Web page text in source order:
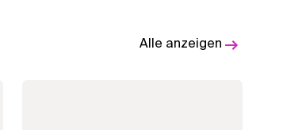
Alle anzeigen